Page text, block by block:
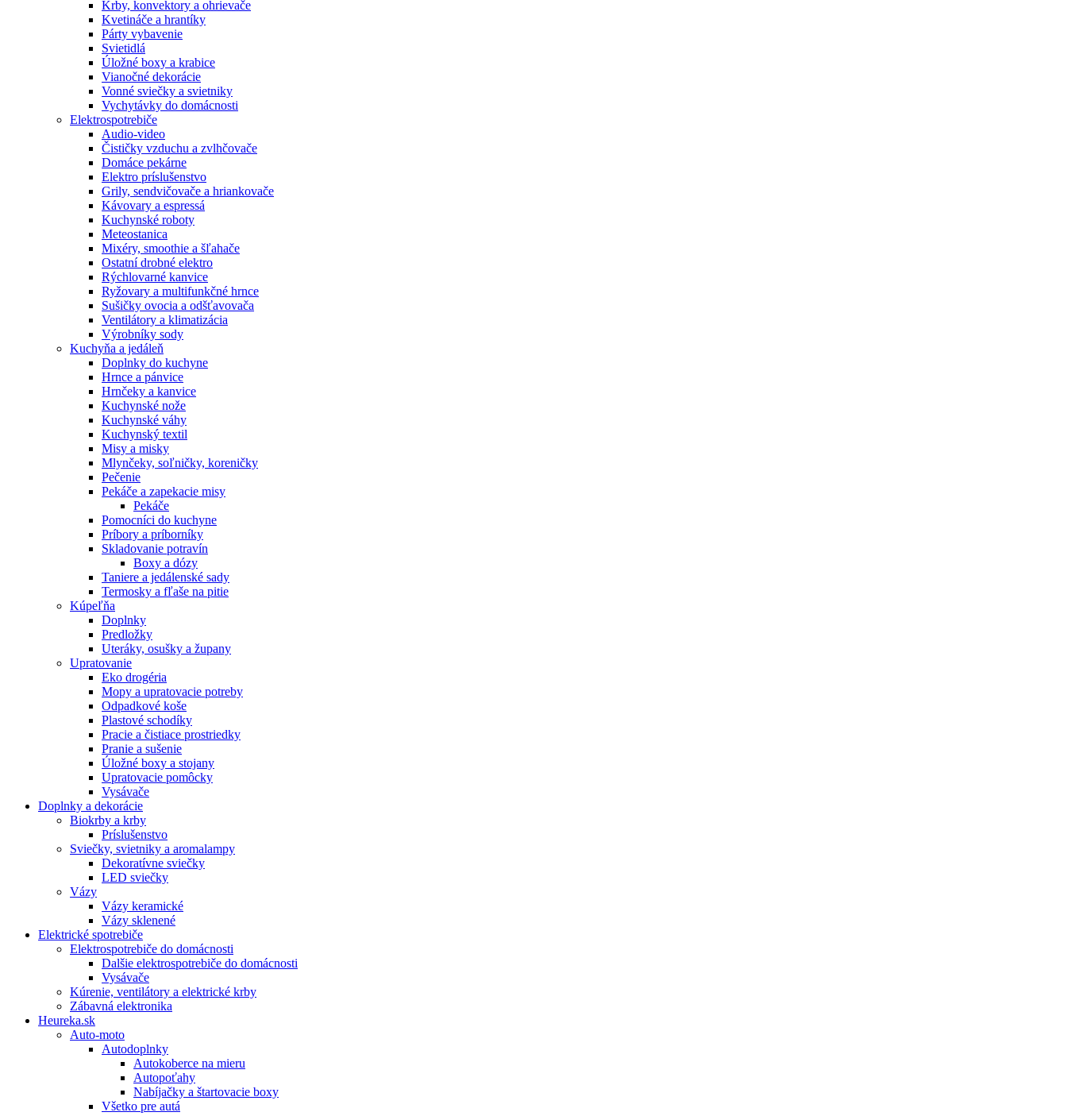
Krby, konvektory a ohrievače
Kvetináče a hrantíky
Párty vybavenie
Svietidlá
Úložné boxy a krabice
Vianočné dekorácie
Vonné sviečky a svietniky
Vychytávky do domácnosti
Elektrospotrebiče
Audio-video
Čističky vzduchu a zvlhčovače
Domáce pekárne
Elektro príslušenstvo
Grily, sendvičovače a hriankovače
Kávovary a espressá
Kuchynské roboty
Meteostanica
Mixéry, smoothie a šľahače
Ostatní drobné elektro
Rýchlovarné kanvice
Ryžovary a multifunkčné hrnce
Sušičky ovocia a odšťavovača
Ventilátory a klimatizácia
Výrobníky sody
Kuchyňa a jedáleň
Doplnky do kuchyne
Hrnce a pánvice
Hrnčeky a kanvice
Kuchynské nože
Kuchynské váhy
Kuchynský textil
Misy a misky
Mlynčeky, soľničky, koreničky
Pečenie
Pekáče a zapekacie misy
Pekáče
Pomocníci do kuchyne
Príbory a príborníky
Skladovanie potravín
Boxy a dózy
Taniere a jedálenské sady
Termosky a fľaše na pitie
Kúpeľňa
Doplnky
Predložky
Uteráky, osušky a župany
Upratovanie
Eko drogéria
Mopy a upratovacie potreby
Odpadkové koše
Plastové schodíky
Pracie a čistiace prostriedky
Pranie a sušenie
Úložné boxy a stojany
Upratovacie pomôcky
Vysávače
Doplnky a dekorácie
Biokrby a krby
Príslušenstvo
Sviečky, svietniky a aromalampy
Dekoratívne sviečky
LED sviečky
Vázy
Vázy keramické
Vázy sklenené
Elektrické spotrebiče
Elektrospotrebiče do domácnosti
Dalšie elektrospotrebiče do domácnosti
Vysávače
Kúrenie, ventilátory a elektrické krby
Zábavná elektronika
Heureka.sk
Auto-moto
Autodoplnky
Autokoberce na mieru
Autopoťahy
Nabíjačky a štartovacie boxy
Všetko pre autá